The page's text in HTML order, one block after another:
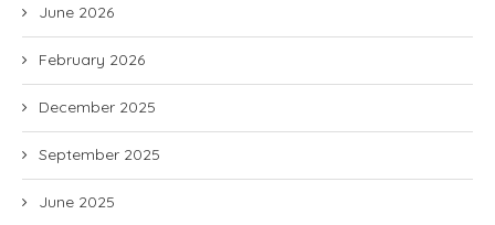
June 2026
February 2026
December 2025
September 2025
June 2025